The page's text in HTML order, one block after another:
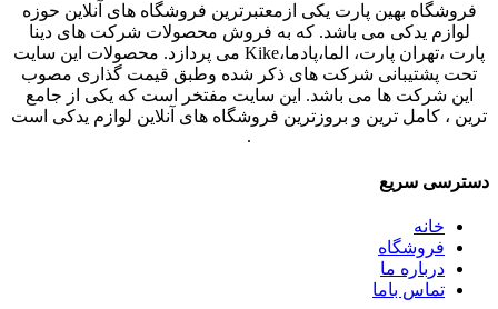
فروشگاه بهین پارت یکی ازمعتبرترین فروشگاه های آنلاین حوزه
لوازم یدکی می باشد. که به فروش محصولات شرکت های دینا
پارت ،تهران پارت، الما،پادما،Kike می پردازد. محصولات این سایت
تحت پشتیبانی شرکت های ذکر شده وطبق قیمت گذاری مصوب
این شرکت ها می باشد. این سایت مفتخر است که یکی از جامع
ترین ، کامل ترین و بروزترین فروشگاه های آنلاین لوازم یدکی است
.
دسترسی سریع
خانه
فروشگاه
درباره ما
تماس باما